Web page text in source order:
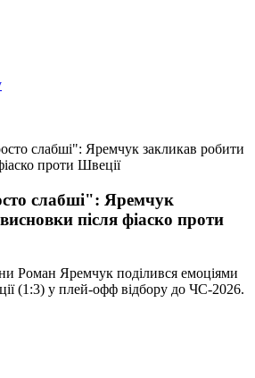
слабші": Яремчук закликав робити
проти Швеції
слабші": Яремчук
після фіаско проти
Роман Яремчук поділився емоціями
(1:3) у плей-офф відбору до ЧС-2026.